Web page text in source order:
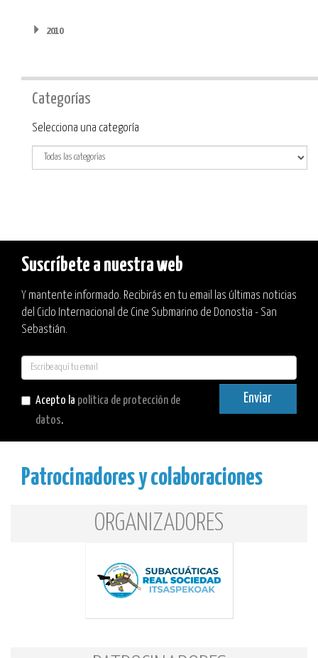
2010
Categorías
Categoría
Selecciona una categoría
Suscríbete a nuestra web
Y mantente informado. Recibirás en tu email las últimas noticias
del Ciclo Internacional de Cine Submarino de Donostia - San
Sebastián.
Acepto la política de protección de
datos.
Enviar
Patrocinadores y colaboraciones
ORGANIZADORES